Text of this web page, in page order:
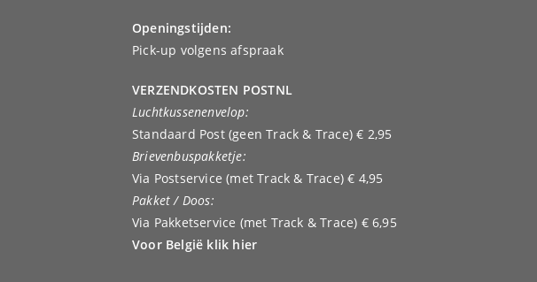
Openingstijden:
Pick-up volgens afspraak
VERZENDKOSTEN POSTNL
Luchtkussenenvelop:
Standaard Post (geen Track & Trace) € 2,95
Brievenbuspakketje:
Via Postservice (met Track & Trace) € 4,95
Pakket / Doos:
Via Pakketservice (met Track & Trace) € 6,95
Voor België klik hier